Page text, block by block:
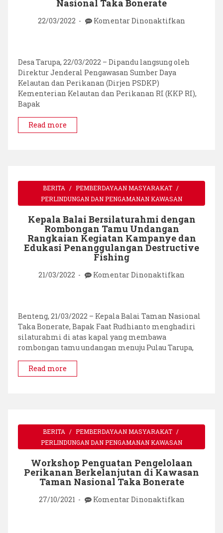
Nasional Taka Bonerate
22/03/2022 Komentar Dinonaktifkan
Stop
di
Taman
Desa Tarupa, 22/03/2022 – Dipandu langsung oleh
Direktur Jenderal Pengawasan Sumber Daya
Kelautan dan Perikanan (Dirjen PSDKP)
Kementerian Kelautan dan Perikanan RI (KKP RI),
Bapak
Read more
BERITA
PEMBERDAYAAN MASYARAKAT
PERLINDUNGAN DAN PENGAMANAN KAWASAN
Kepala Balai Bersilaturahmi dengan
Rombongan Tamu Undangan
Rangkaian Kegiatan Kampanye dan
Edukasi Penanggulangan Destructive
Fishing
21/03/2022 Komentar Dinonaktifkan
dengan
Undangan
Rangkaian
Fishing
Benteng, 21/03/2022 – Kepala Balai Taman Nasional
Taka Bonerate, Bapak Faat Rudhianto menghadiri
silaturahmi di atas kapal yang membawa
rombongan tamu undangan menuju Pulau Tarupa,
Read more
BERITA
PEMBERDAYAAN MASYARAKAT
PERLINDUNGAN DAN PENGAMANAN KAWASAN
Workshop Penguatan Pengelolaan
Perikanan Berkelanjutan di Kawasan
Taman Nasional Taka Bonerate
27/10/2021 Komentar Dinonaktifkan